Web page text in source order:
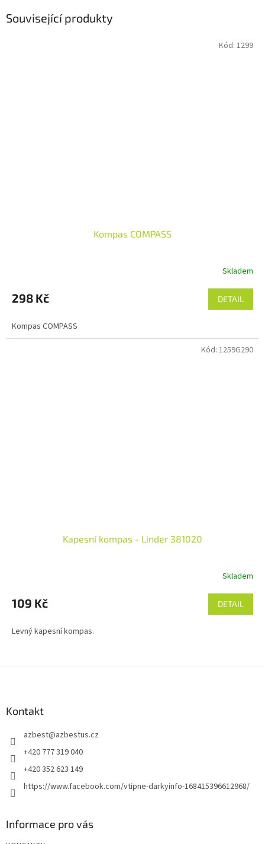
Související produkty
Kompas COMPASS
Skladem
298 Kč DETAIL
Kompas COMPASS
Kód: 1299
Kapesní kompas - Linder 381020
Skladem
109 Kč DETAIL
Levný kapesní kompas.
Kód: 1259G290
Kontakt
azbest@azbestus.cz
+420 777 319 040
+420 352 623 149
https://www.facebook.com/vtipne-darkyinfo-168415396612968/
Informace pro vás